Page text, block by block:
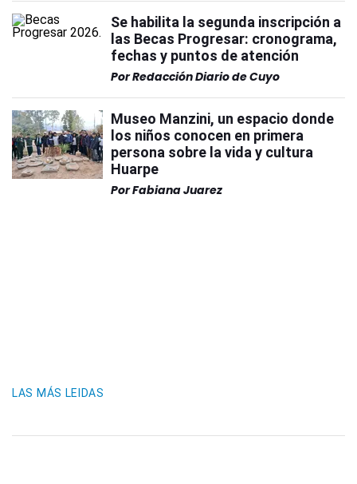
Se habilita la segunda inscripción a
las Becas Progresar: cronograma,
fechas y puntos de atención
PorRedacción Diario de Cuyo
Museo Manzini, un espacio donde
los niños conocen en primera
persona sobre la vida y cultura
Huarpe
PorFabiana Juarez
LAS MÁS LEIDAS